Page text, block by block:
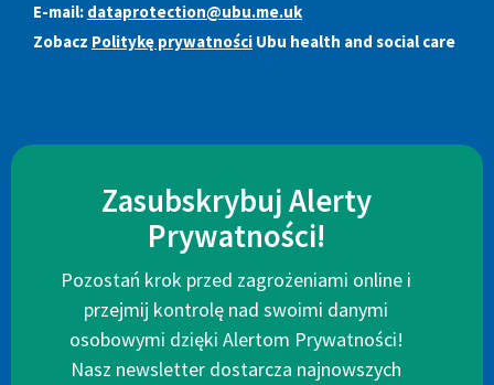
E-mail: dataprotection@ubu.me.uk
Zobacz Politykę prywatności Ubu health and social care
Zasubskrybuj Alerty
Prywatności!
Pozostań krok przed zagrożeniami online i
przejmij kontrolę nad swoimi danymi
osobowymi dzięki Alertom Prywatności!
Nasz newsletter dostarcza najnowszych